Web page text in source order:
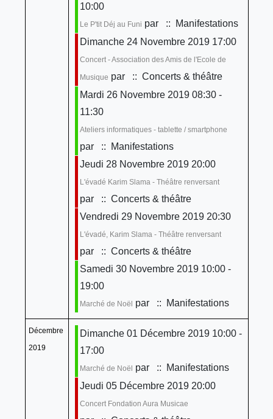
10:00
Le P'tit Déj au Funi par
:: Manifestations
Dimanche 24 Novembre 2019 17:00
Concert - Association des Amis de l'Ecole de
Musique par
:: Concerts & théâtre
Mardi 26 Novembre 2019 08:30 -
11:30
Ateliers informatiques - tablette / smartphone
par
:: Manifestations
Jeudi 28 Novembre 2019 20:00
L'évadé Karim Slama - Théâtre renversant
par
:: Concerts & théâtre
Vendredi 29 Novembre 2019 20:30
L'évadé, Karim Slama - Théâtre renversant
par
:: Concerts & théâtre
Samedi 30 Novembre 2019 10:00 -
19:00
Marché de Noël par :: Manifestations
Décembre
2019
Dimanche 01 Décembre 2019 10:00 -
17:00
Marché de Noël par
:: Manifestations
Jeudi 05 Décembre 2019 20:00
Concert Fondation Aura Musicae